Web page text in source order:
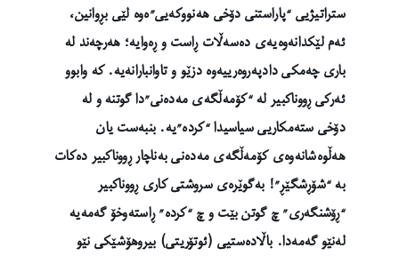
ستراتیژیی “پاراستنی دۆخی هەنووکەیی”ەوە لێی بڕوانین،
ئەم لێکدانەوەیەی دەسەڵات ڕاست و ڕەوایە؛ هەرچەند لە
باری چەمکی دادپەروەرییەوە دزێو و تاوانبارانەیە. کە وابوو
ئەرکی ڕووناکبیر لە “کۆمەڵگەی مەدەنی”دا گوتنە و لە
دۆخی ستەمکاریی سیاسیدا “کردە”یە. بنبەست یان
هەڵوەشانەوەی کۆمەڵگەی مەدەنی بەناچار ڕووناکبیر دەکات
بە “شۆڕشگێڕ”! بەگوێرەی سروشتی کاری ڕووناکبیر
“ڕۆشنگەری” چ گوتن بێت و چ “کردە” ڕاستەوخۆ گەمەیە
لەنێو گەمەدا. باڵادەستیی (ئوتۆریتی) بیروهۆشێکی نێو